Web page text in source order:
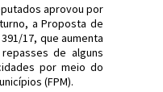
aprovou por
a Proposta de
17, que aumenta
de alguns
por meio do
(FPM).